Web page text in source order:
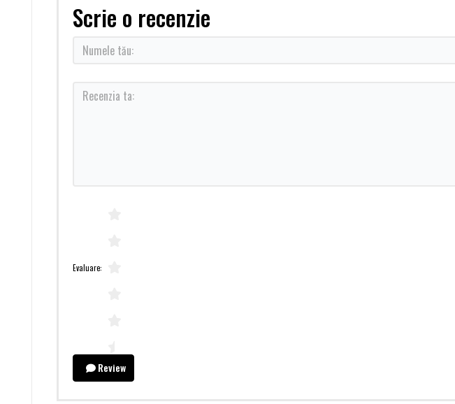
Scrie o recenzie
Evaluare:
Review